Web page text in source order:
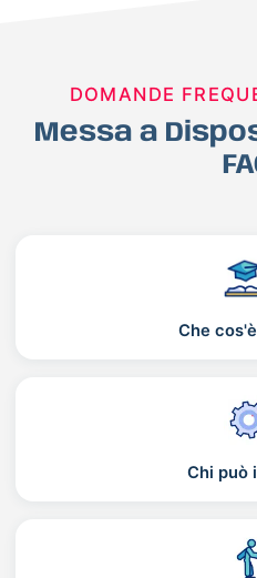
DOMANDE
Messa a
Che
Chi può